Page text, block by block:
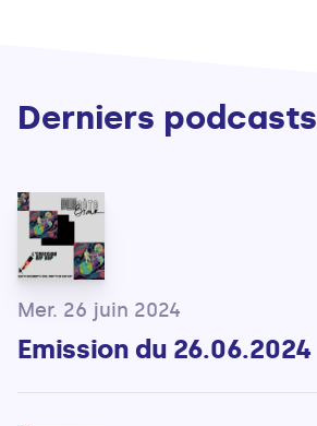
Derniers podcasts
Mer. 26 juin 2024
Emission du 26.06.2024